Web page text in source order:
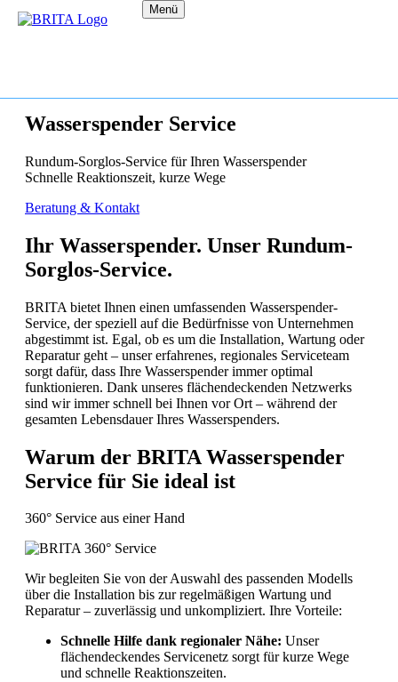
Menü
Wasserspender Service
Rundum-Sorglos-Service für Ihren Wasserspender
Schnelle Reaktionszeit, kurze Wege
Beratung & Kontakt
Ihr Wasserspender. Unser Rundum-
Sorglos-Service.
BRITA bietet Ihnen einen umfassenden Wasserspender-
Service, der speziell auf die Bedürfnisse von Unternehmen
abgestimmt ist. Egal, ob es um die Installation, Wartung oder
Reparatur geht – unser erfahrenes, regionales Serviceteam
sorgt dafür, dass Ihre Wasserspender immer optimal
funktionieren. Dank unseres flächendeckenden Netzwerks
sind wir immer schnell bei Ihnen vor Ort – während der
gesamten Lebensdauer Ihres Wasserspenders.
Warum der BRITA Wasserspender
Service für Sie ideal ist
360° Service aus einer Hand
Wir begleiten Sie von der Auswahl des passenden Modells
über die Installation bis zur regelmäßigen Wartung und
Reparatur – zuverlässig und unkompliziert. Ihre Vorteile:
Schnelle Hilfe dank regionaler Nähe: Unser
flächendeckendes Servicenetz sorgt für kurze Wege
und schnelle Reaktionszeiten.